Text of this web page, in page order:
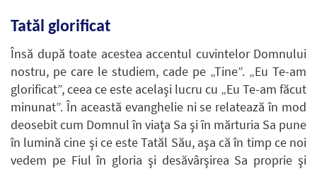
Tatăl glorificat
Însă după toate acestea accentul cuvintelor Domnului
nostru, pe care le studiem, cade pe „Tine”. „Eu Te-am
glorificat”, ceea ce este acelaşi lucru cu „Eu Te-am făcut
minunat”. În această evanghelie ni se relatează în mod
deosebit cum Domnul în viaţa Sa şi în mărturia Sa pune
în lumină cine şi ce este Tatăl Său, aşa că în timp ce noi
vedem pe Fiul în gloria şi desăvârşirea Sa proprie şi